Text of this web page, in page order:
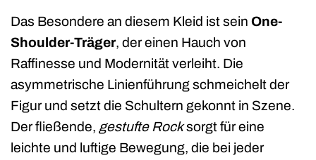
Das Besondere an diesem Kleid ist sein One-
Shoulder-Träger, der einen Hauch von
Raffinesse und Modernität verleiht. Die
asymmetrische Linienführung schmeichelt der
Figur und setzt die Schultern gekonnt in Szene.
Der fließende, gestufte Rocksorgt für eine
leichte und luftige Bewegung, die bei jeder